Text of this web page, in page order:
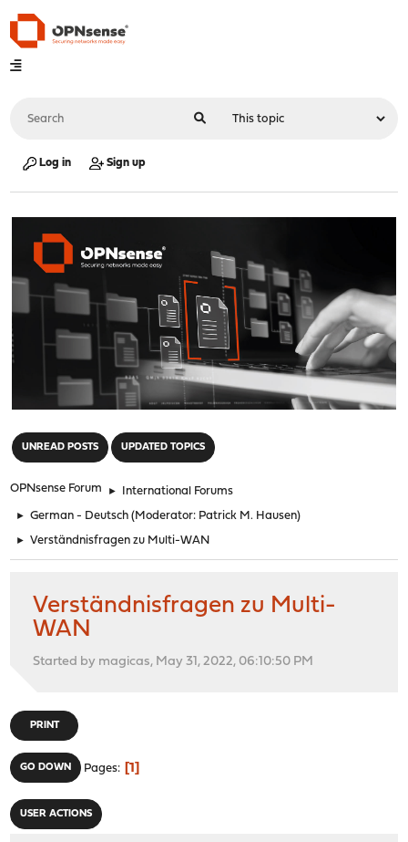
Log in Sign up
UNREAD POSTS UPDATED TOPICS
OPNsense Forum ► International Forums
► German - Deutsch (Moderator: Patrick M. Hausen)
► Verständnisfragen zu Multi-WAN
Verständnisfragen zu Multi-
WAN
Started by magicas, May 31, 2022, 06:10:50 PM
PRINT
GO DOWN Pages 1
USER ACTIONS